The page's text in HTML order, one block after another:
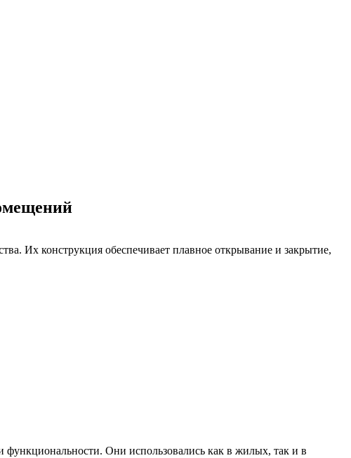
Их конструкция обеспечивает плавное открывание и закрытие,
функциональности. Они использовались как в жилых, так и в